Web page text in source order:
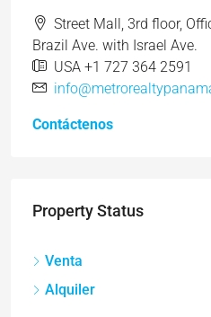
Street Mall, 3rd floor,
Brazil Ave. with Israel Ave.
USA +1 727 364 2591
Contáctenos
Property Status
Venta
Alquiler